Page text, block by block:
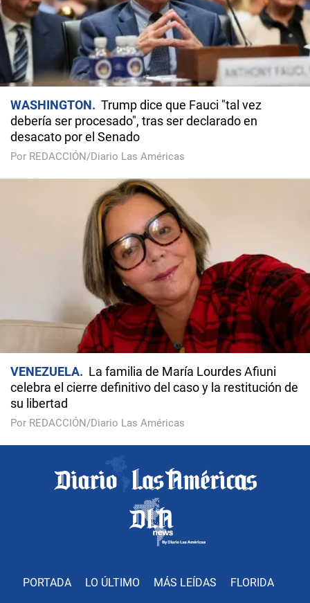
WASHINGTON
Trump dice que Fauci "tal vez
debería ser procesado", tras ser declarado en
desacato por el Senado
Por REDACCIÓN/Diario Las Américas
VENEZUELA
La familia de María Lourdes Afiuni
celebra el cierre definitivo del caso y la restitución de
su libertad
Por REDACCIÓN/Diario Las Américas
PORTADA LO ÚLTIMO MÁS LEÍDAS FLORIDA